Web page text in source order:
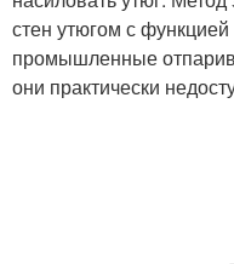
стен утюгом с
промышленные
они практически